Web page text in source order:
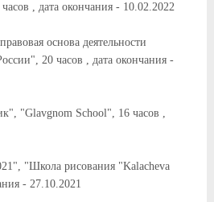
, дата окончания - 10.02.2022
основа деятельности
20 часов , дата окончания -
"Glavgnom School", 16 часов ,
"Школа рисования "Kalacheva
- 27.10.2021